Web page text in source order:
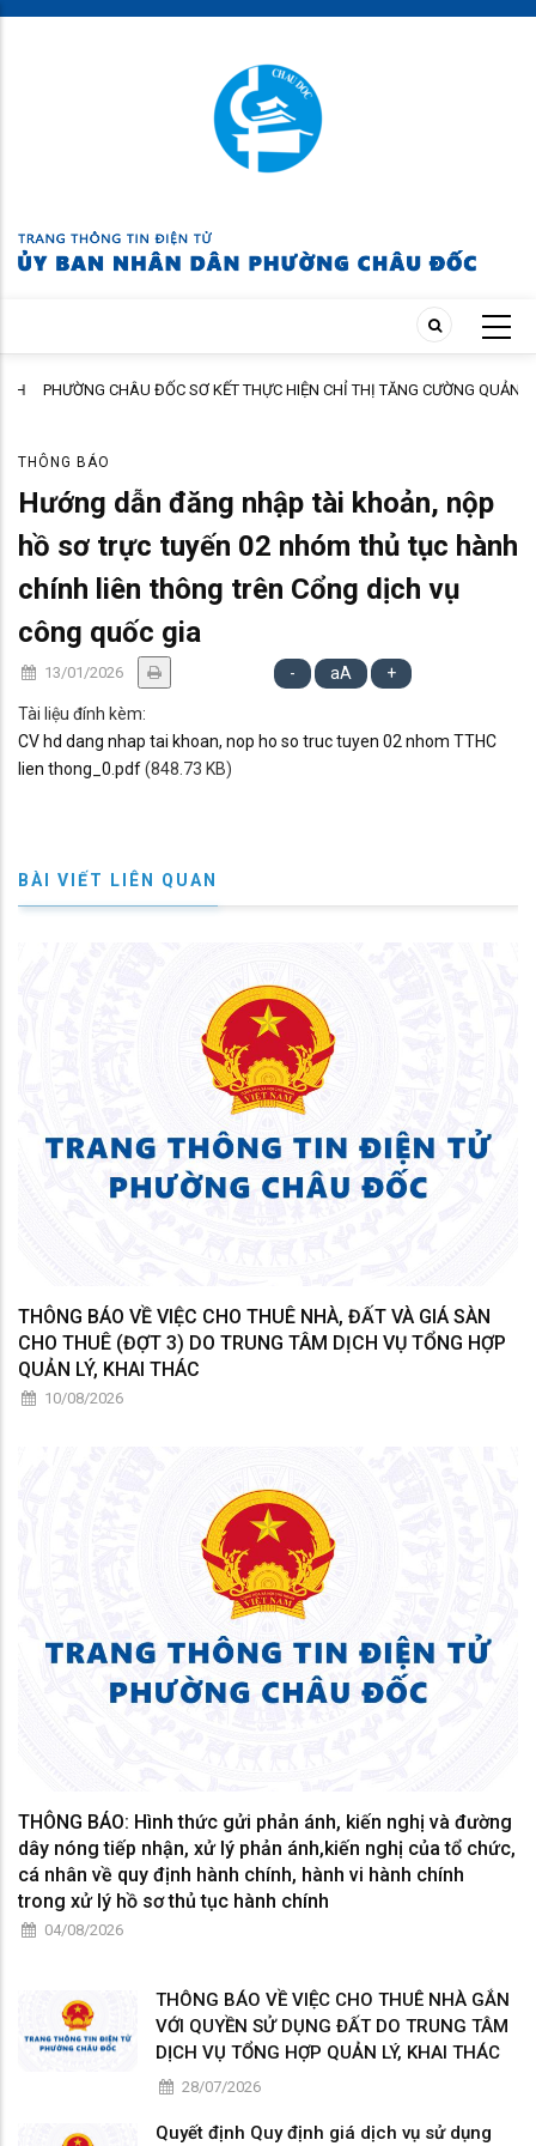
Skip
PHƯỜNG CHÂU ĐỐC SƠ KẾT THỰC HIỆN CHỈ THỊ TĂNG CƯỜNG QUẢN
THÔNG BÁO
Hướng dẫn đăng nhập tài khoản, nộp
hồ sơ trực tuyến 02 nhóm thủ tục hành
chính liên thông trên Cổng dịch vụ
công quốc gia
13/01/2026 - aA +
Tài liệu đính kèm:
CV hd dang nhap tai khoan, nop ho so truc tuyen 02 nhom TTHC
lien thong_0.pdf(848.73 KB)
BÀI VIẾT LIÊN QUAN
THÔNG BÁO VỀ VIỆC CHO THUÊ NHÀ, ĐẤT VÀ GIÁ SÀN
CHO THUÊ (ĐỢT 3) DO TRUNG TÂM DỊCH VỤ TỔNG HỢP
QUẢN LÝ, KHAI THÁC
10/08/2026
THÔNG BÁO: Hình thức gửi phản ánh, kiến nghị và đường
dây nóng tiếp nhận, xử lý phản ánh,kiến nghị của tổ chức,
cá nhân về quy định hành chính, hành vi hành chính
trong xử lý hồ sơ thủ tục hành chính
04/08/2026
THÔNG BÁO VỀ VIỆC CHO THUÊ NHÀ GẮN
VỚI QUYỀN SỬ DỤNG ĐẤT DO TRUNG TÂM
DỊCH VỤ TỔNG HỢP QUẢN LÝ, KHAI THÁC
28/07/2026
Quyết định Quy định giá dịch vụ sử dụng